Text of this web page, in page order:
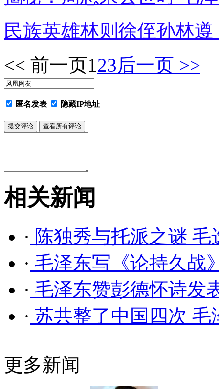
民族英雄林则徐侄孙林
<< 前一页123后一页 >>
匿名发表 隐藏IP地址
相关新闻
· 陈独秀与托派之谜 毛
· 毛泽东写《论持久战
· 毛泽东赞彭德怀诗发
· 苏共整了中国四次 毛
更多新闻